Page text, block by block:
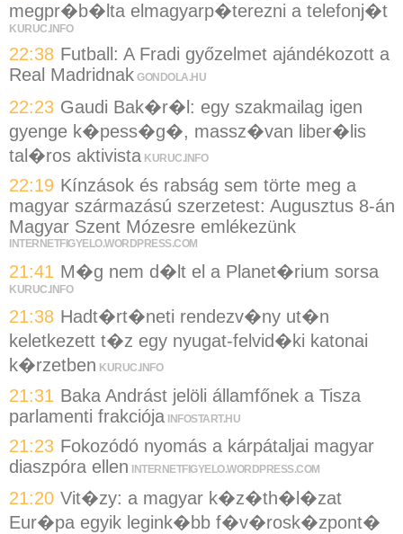
megpr�b�lta elmagyarp�terezni a telefonj�t
KURUC.INFO
22:38 Futball: A Fradi győzelmet ajándékozott a
Real Madridnak GONDOLA.HU
22:23 Gaudi Bak�r�l: egy szakmailag igen
gyenge k�pess�g�, massz�van liber�lis
tal�ros aktivista KURUC.INFO
22:19 Kínzások és rabság sem törte meg a
magyar származású szerzetest: Augusztus 8-án
Magyar Szent Mózesre emlékezünk
INTERNETFIGYELO.WORDPRESS.COM
21:41 M�g nem d�lt el a Planet�rium sorsa
KURUC.INFO
21:38 Hadt�rt�neti rendezv�ny ut�n
keletkezett t�z egy nyugat-felvid�ki katonai
k�rzetben KURUC.INFO
21:31 Baka Andrást jelöli államfőnek a Tisza
parlamenti frakciója INFOSTART.HU
21:23 Fokozódó nyomás a kárpátaljai magyar
diaszpóra ellen INTERNETFIGYELO.WORDPRESS.COM
21:20 Vit�zy: a magyar k�z�th�l�zat
Eur�pa egyik legink�bb f�v�rosk�zpont�